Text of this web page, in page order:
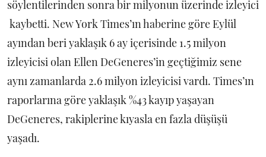
söylentilerinden sonra bir milyonun üzerinde izleyici
kaybetti. New York Times’ın haberine göre Eylül
ayından beri yaklaşık 6 ay içerisinde 1.5 milyon
izleyicisi olan Ellen DeGeneres’in geçtiğimiz sene
aynı zamanlarda 2.6 milyon izleyicisi vardı. Times’ın
raporlarına göre yaklaşık %43 kayıp yaşayan
DeGeneres, rakiplerine kıyasla en fazla düşüşü
yaşadı.